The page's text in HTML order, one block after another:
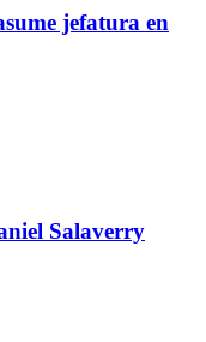
jefatura en
Salaverry